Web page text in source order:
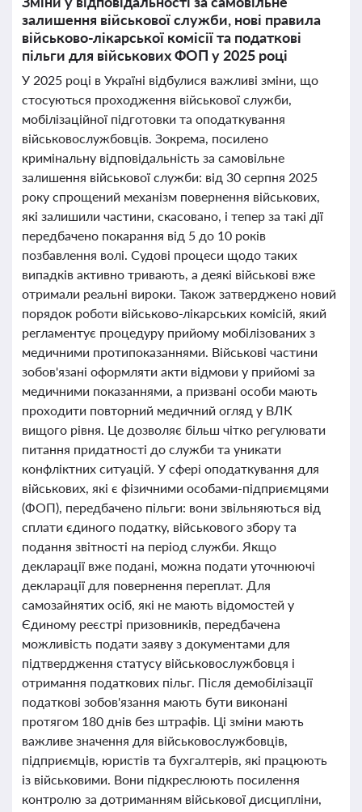
залишення військової служби, нові правила
військово-лікарської комісії та податкові
пільги для військових ФОП у 2025 році
У 2025 році в Україні відбулися важливі зміни, що
стосуються проходження військової служби,
мобілізаційної підготовки та оподаткування
військовослужбовців. Зокрема, посилено
кримінальну відповідальність за самовільне
залишення військової служби: від 30 серпня 2025
року спрощений механізм повернення військових,
які залишили частини, скасовано, і тепер за такі дії
передбачено покарання від 5 до 10 років
позбавлення волі. Судові процеси щодо таких
випадків активно тривають, а деякі військові вже
отримали реальні вироки. Також затверджено новий
порядок роботи військово-лікарських комісій, який
регламентує процедуру прийому мобілізованих з
медичними протипоказаннями. Військові частини
зобов'язані оформляти акти відмови у прийомі за
медичними показаннями, а призвані особи мають
проходити повторний медичний огляд у ВЛК
вищого рівня. Це дозволяє більш чітко регулювати
питання придатності до служби та уникати
конфліктних ситуацій. У сфері оподаткування для
військових, які є фізичними особами-підприємцями
(ФОП), передбачено пільги: вони звільняються від
сплати єдиного податку, військового збору та
подання звітності на період служби. Якщо
декларації вже подані, можна подати уточнюючі
декларації для повернення переплат. Для
самозайнятих осіб, які не мають відомостей у
Єдиному реєстрі призовників, передбачена
можливість подати заяву з документами для
підтвердження статусу військовослужбовця і
отримання податкових пільг. Після демобілізації
податкові зобов'язання мають бути виконані
протягом 180 днів без штрафів. Ці зміни мають
важливе значення для військовослужбовців,
підприємців, юристів та бухгалтерів, які працюють
із військовими. Вони підкреслюють посилення
контролю за дотриманням військової дисципліни,